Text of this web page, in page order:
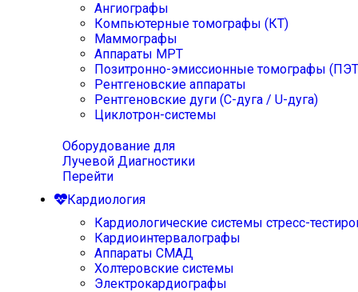
Ангиографы
Компьютерные томографы (КТ)
Маммографы
Аппараты МРТ
Позитронно-эмиссионные томографы
Рентгеновские аппараты
Рентгеновские дуги (С-дуга / U-дуга)
Циклотрон-системы
Оборудование для
Лучевой Диагностики
Перейти
Кардиология
Кардиологические системы стресс-
Кардиоинтервалографы
Аппараты СМАД
Холтеровские системы
Электрокардиографы